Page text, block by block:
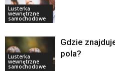
Lusterka
wewnętrzne
samochodowe
Lusterka
wewnętrzne
samochodowe
Gdzie
pola?